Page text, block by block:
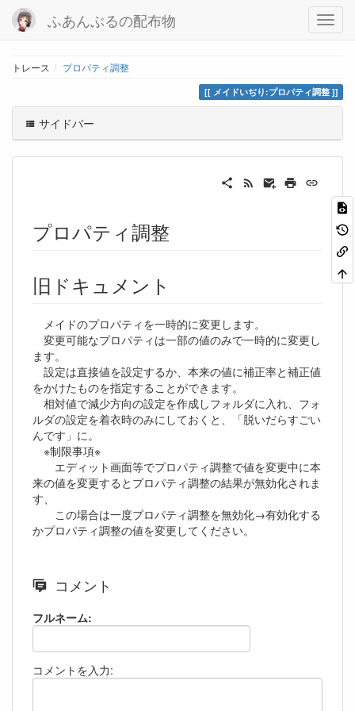
ふあんぶるの配布物
トレース プロパティ調整
メイドいぢり:プロパティ調整
サイドバー
プロパティ調整
旧ドキュメント
メイドのプロパティを一時的に変更します。
変更可能なプロパティは一部の値のみで一時的に変更し
ます。
設定は直接値を設定するか、本来の値に補正率と補正値
をかけたものを指定することができます。
相対値で減少方向の設定を作成しフォルダに入れ、フォ
ルダの設定を着衣時のみにしておくと、「脱いだらすごい
んです」に。
※制限事項※
エディット画面等でプロパティ調整で値を変更中に本
来の値を変更するとプロパティ調整の結果が無効化されま
す、
この場合は一度プロパティ調整を無効化→有効化する
かプロパティ調整の値を変更してください。
コメント
フルネーム:
コメントを入力: